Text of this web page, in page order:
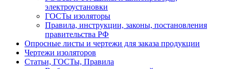
электроустановки
ГОСТы изоляторы
Правила, инструкции, законы, постановления
правительства РФ
Опросные листы и чертежи для заказа продукции
Чертежи изоляторов
Статьи, ГОСТы, Правила